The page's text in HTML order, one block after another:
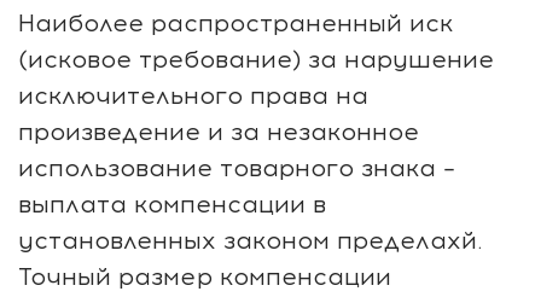
Наиболее распространенный иск
(исковое требование) за нарушение
исключительного права на
произведение и за незаконное
использование товарного знака –
выплата компенсации в
установленных законом пределахй.
Точный размер компенсации